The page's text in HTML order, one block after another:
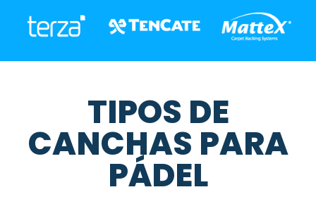
TIPOS DE
CANCHAS PARA
PÁDEL